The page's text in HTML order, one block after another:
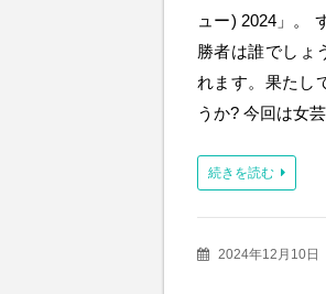
ュー) 2024」。
勝者は誰でしょ
れます。果たし
うか? 今回は女
続きを読む
2024年12月10日